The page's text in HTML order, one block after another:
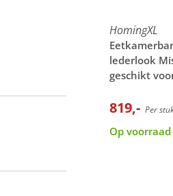
HomingXL
lederlook
geschikt
819,- Per
Op voorraad